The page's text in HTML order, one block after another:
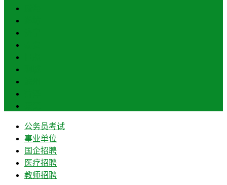
公务员考试
事业单位
国企招聘
医疗招聘
教师招聘